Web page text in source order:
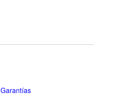
Garantías